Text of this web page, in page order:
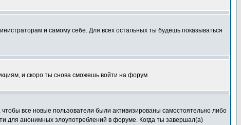
и самому себе. Для всех остальных ты будешь показываться
и скоро ты снова сможешь войти на форум
все новые пользователи были активизированы самостоятельно либо
для анонимных злоупотреблений в форуме. Когда ты завершал(а)